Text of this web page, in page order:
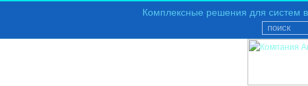
Комплексные решения для систем